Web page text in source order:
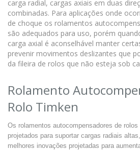
carga radial, cargas axiais em duas
combinadas. Para aplicações onde
de choque os rolamentos
são adequados para uso, porém
carga axial é aconselhável manter
prevenir movimentos deslizantes que
da fileira de rolos que não esteja sob
Rolamento
Rolo Timken
Os rolamentos autocompensadores de
projetados para suportar cargas radiais
melhores inovações projetadas para